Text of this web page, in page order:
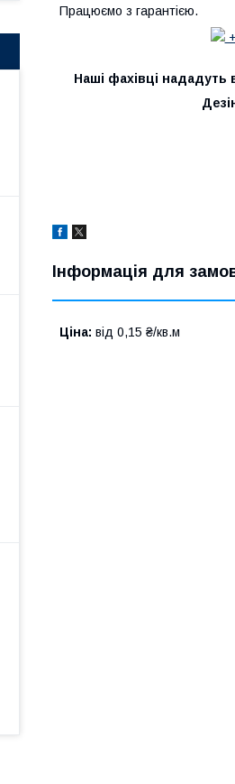
Працюємо з гарантією.
Наші фахівці нададуть
Інформація для
Ціна: від 0,15 ₴/кв.м